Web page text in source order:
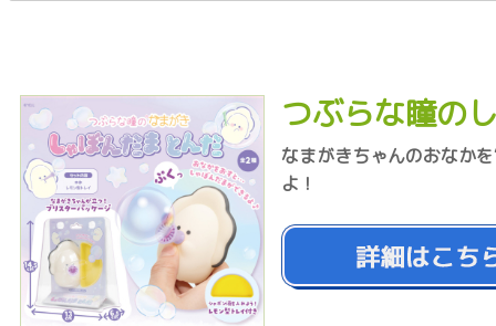
つぶらな瞳の
なまがきちゃんのおなか
よ！